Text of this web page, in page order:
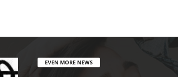
EVEN MORE NEWS